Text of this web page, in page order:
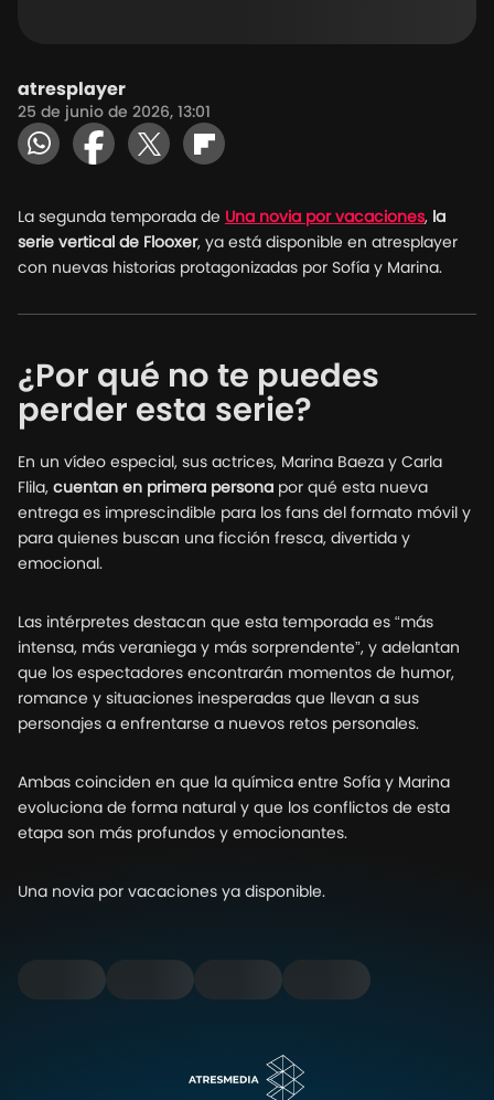
atresplayer
25 de junio de 2026, 13:01
La segunda temporada de Una novia por vacaciones, la
serie vertical de Flooxer, ya está disponible en atresplayer
con nuevas historias protagonizadas por Sofía y Marina.
¿Por qué no te puedes
perder esta serie?
En un vídeo especial, sus actrices, Marina Baeza y Carla
Flila, cuentan en primera persona por qué esta nueva
entrega es imprescindible para los fans del formato móvil y
para quienes buscan una ficción fresca, divertida y
emocional.
Las intérpretes destacan que esta temporada es “más
intensa, más veraniega y más sorprendente”, y adelantan
que los espectadores encontrarán momentos de humor,
romance y situaciones inesperadas que llevan a sus
personajes a enfrentarse a nuevos retos personales.
Ambas coinciden en que la química entre Sofía y Marina
evoluciona de forma natural y que los conflictos de esta
etapa son más profundos y emocionantes.
Una novia por vacaciones ya disponible.